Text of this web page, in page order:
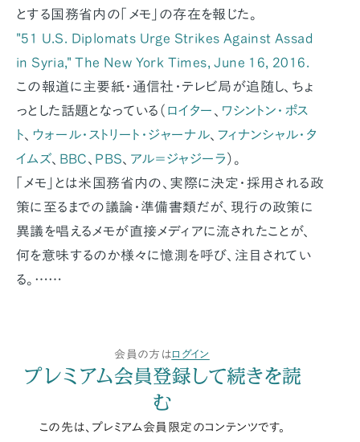
とする国務省内の「メモ」の存在を報じた。
"51 U.S. Diplomats Urge Strikes Against Assad
in Syria,"The New York Times, June 16, 2016.
この報道に主要紙・通信社・テレビ局が追随し、ちょ
っとした話題となっている（ ロイター 、 ワシントン・ポス
ト、 ウォール・ストリート・ジャーナル、 フィナンシャル・タ
イムズ、 BBC、 PBS、 アル＝ジャジーラ ）。
「メモ」とは米国務省内の、実際に決定・採用される政
策に至るまでの議論・準備書類だが、現行の政策に
異議を唱えるメモが直接メディアに流されたことが、
何を意味するのか様々に憶測を呼び、注目されてい
る。……
会員の方はログイン
プレミアム会員登録して続きを読
む
この先は、プレミアム会員限定のコンテンツです。